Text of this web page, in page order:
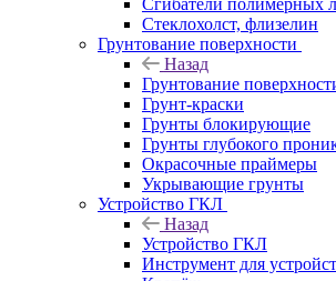
Сгибатели полимерных
Стеклохолст, флизелин
Грунтование поверхности
Назад
Грунтование
Грунт-краски
Грунты блокирующие
Грунты глубокого
Окрасочные праймеры
Укрывающие грунты
Устройство ГКЛ
Назад
Устройство ГКЛ
Инструмент для